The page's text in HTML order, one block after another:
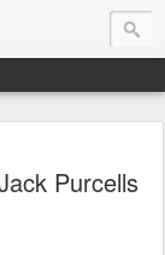
Purcells